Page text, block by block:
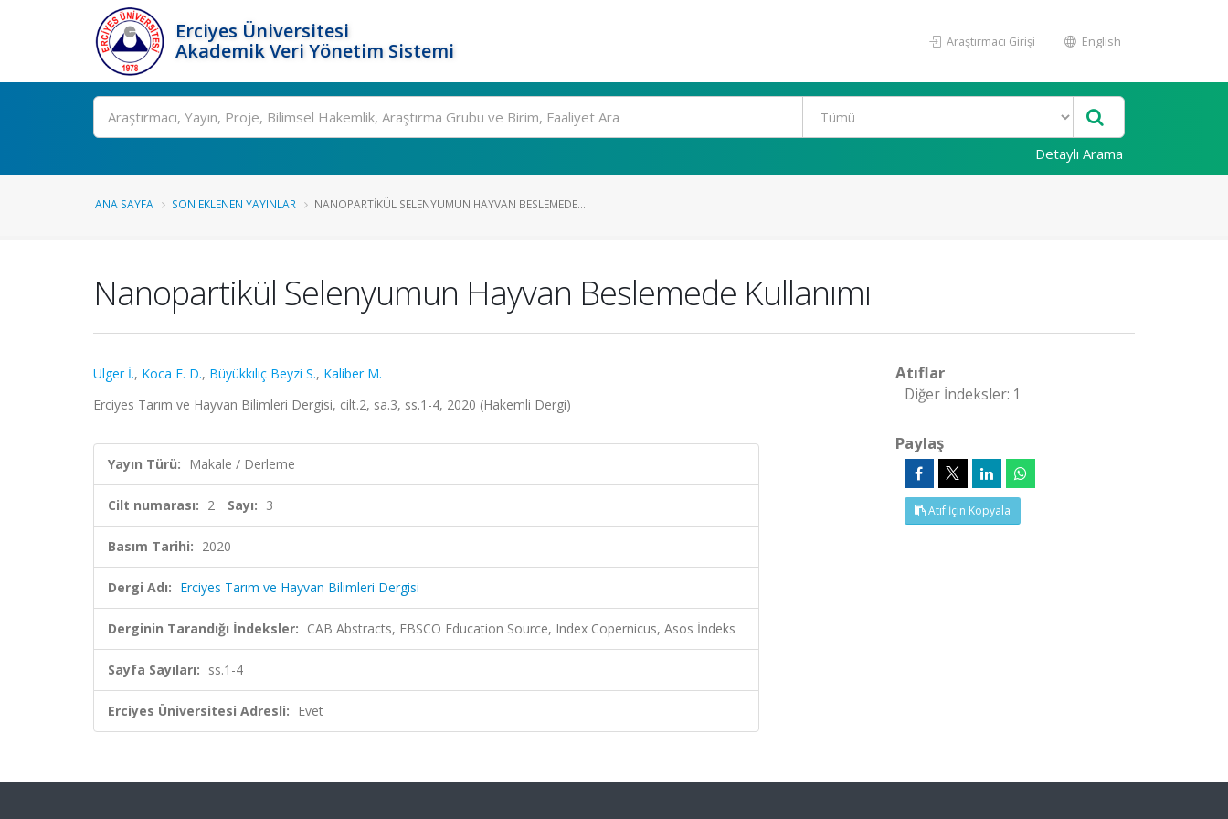
Erciyes Üniversitesi
Akademik Veri Yönetim Sistemi
Araştırmacı Girişi English
Ara
Detaylı Arama
ANA SAYFA SON EKLENEN YAYINLAR NANOPARTIKÜL SELENYUMUN HAYVAN BESLEMEDE...
Nanopartikül Selenyumun Hayvan Beslemede Kullanımı
Ülger İ., Koca F. D., Büyükkılıç Beyzi S., Kaliber M.
Erciyes Tarım ve Hayvan Bilimleri Dergisi, cilt.2, sa.3, ss.1-4, 2020 (Hakemli Dergi)
Yayın Türü: Makale / Derleme
Cilt numarası: 2 Sayı: 3
Basım Tarihi: 2020
Dergi Adı: Erciyes Tarım ve Hayvan Bilimleri Dergisi
Derginin Tarandığı İndeksler: CAB Abstracts, EBSCO Education Source, Index Copernicus, Asos İndeks
Sayfa Sayıları: ss.1-4
Erciyes Üniversitesi Adresli: Evet
Atıflar
Diğer İndeksler: 1
Paylaş
Atıf İçin Kopyala